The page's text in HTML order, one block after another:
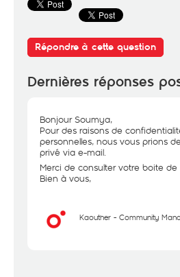
Répondre à cette question
Dernières réponses
Bonjour Soumya,
Pour des raisons de
personnelles, nous vous prions
privé via e-mail.
Merci de consulter votre boite
Bien à vous,
Kaouther - Community